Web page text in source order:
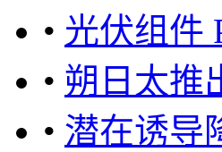
• 光伏组件
• 朔日太推
• 潜在诱导